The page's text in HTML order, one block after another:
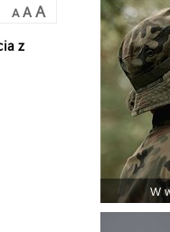
A A A
z
W